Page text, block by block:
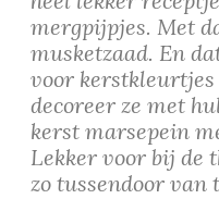
mergpijpjes. Met
musketzaad. En
voor
decoreer ze met
kerst marsepein
Lekker voor bij de
zo tussendoor van